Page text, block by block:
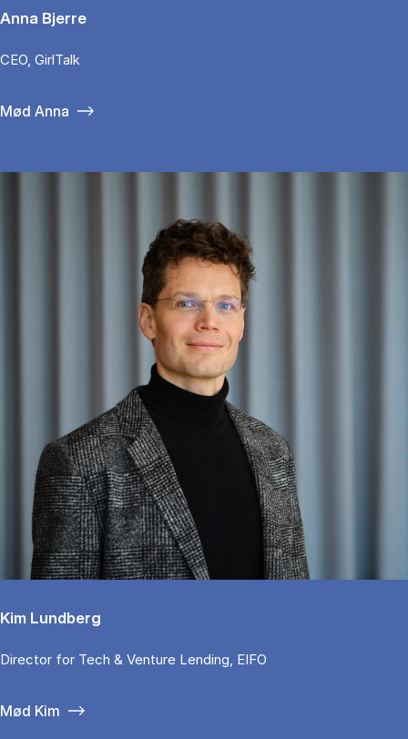
Anna Bjerre
CEO, GirlTalk
Mød Anna
Kim Lundberg
Di­rector for Tech & Ven­tu­re Len­ding, EIFO
Mød Kim